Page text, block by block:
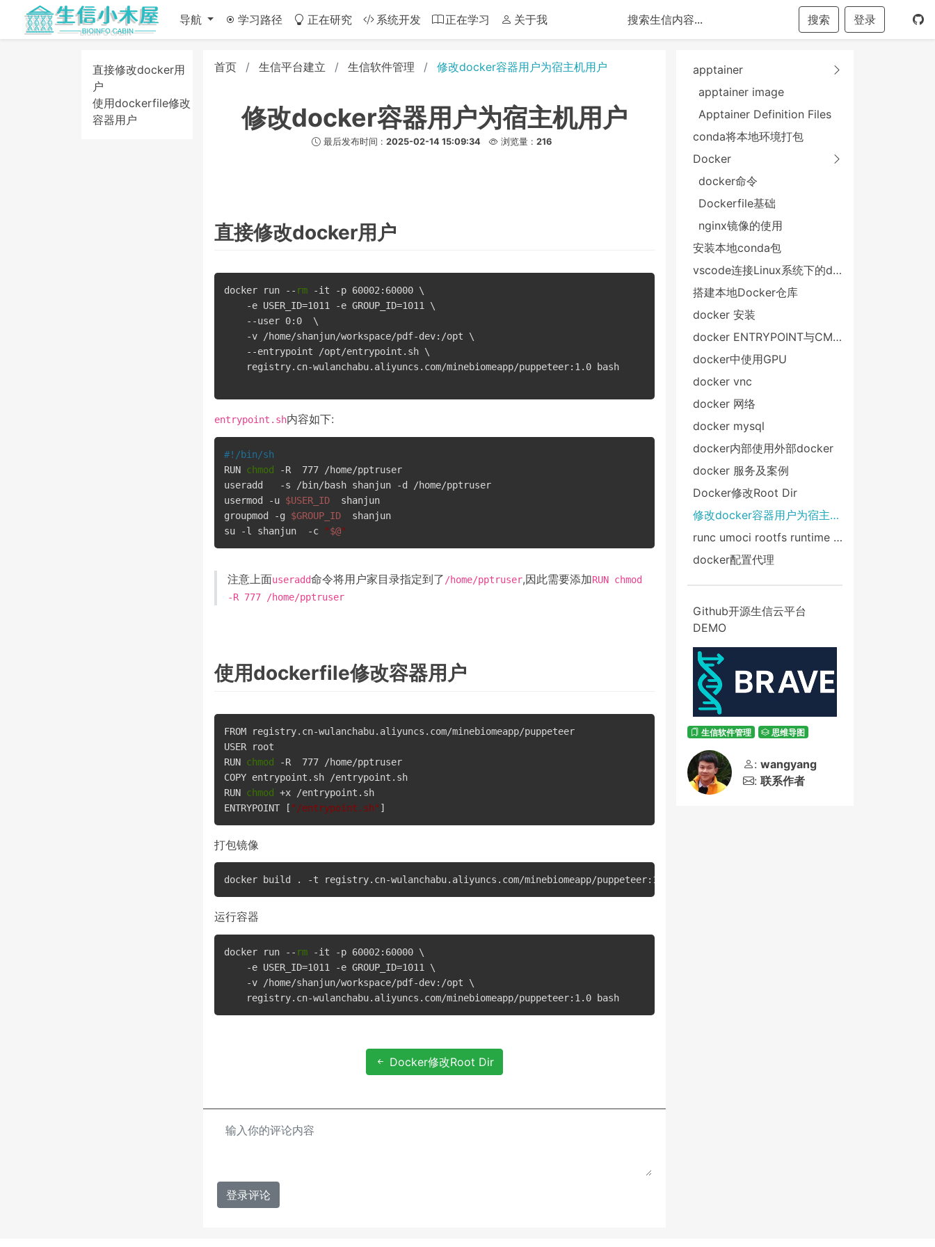
导航 学习路径 正在研究 系统开发 正在学习 关于我 搜索 登录
apptainer
apptainer image
Apptainer Definition Files
conda将本地环境打包
Docker
docker命令
Dockerfile基础
nginx镜像的使用
安装本地conda包
vscode连接Linux系统下的docker容器
搭建本地Docker仓库
docker 安装
docker ENTRYPOINT与CMD区别
docker中使用GPU
docker vnc
docker 网络
docker mysql
docker内部使用外部docker
docker 服务及案例
‌Docker修改Root Dir
修改docker容器用户为宿主机用户
runc umoci rootfs runtime bundle 是什么 ， runc与直接执行binary有什么区别
docker配置代理
Github开源生信云平台
DEMO
生信软件管理 思维导图
: wangyang
: 联系作者
直接修改docker用
户
使用dockerfile修改
容器用户
首页 生信平台建立 生信软件管理 修改docker容器用户为宿主机用户
修改docker容器用户为宿主机用户
最后发布时间 : 2025-02-14 15:09:34 浏览量 : 216
直接修改docker用户
docker run -- rm -it -p 60002:60000 \
    -e USER_ID=1011 -e GROUP_ID=1011 \
    --user 0:0  \
    -v /home/shanjun/workspace/pdf-dev:/opt \
    --entrypoint /opt/entrypoint.sh \
    registry.cn-wulanchabu.aliyuncs.com/minebiomeapp/puppeteer:1.0 bash
entrypoint.sh内容如下:
#!/bin/sh
RUN chmod
-R  777 /home/pptruser
useradd   -s /bin/bash shanjun -d /home/pptruser
usermod -u $USER_ID
  shanjun
groupmod -g $GROUP_ID
  shanjun
su -l shanjun  -c
"$@"
注意上面useradd命令将用户家目录指定到了 /home/pptruser,因此需要添加RUN chmod
-R 777 /home/pptruser
使用dockerfile修改容器用户
FROM registry.cn-wulanchabu.aliyuncs.com/minebiomeapp/puppeteer
USER root
RUN chmod -R  777 /home/pptruser
COPY entrypoint.sh /entrypoint.sh
RUN chmod +x /entrypoint.sh
ENTRYPOINT [ "/entrypoint.sh"
打包镜像
运行容器
docker run -- rm -it -p 60002:60000 \
    -e USER_ID=1011 -e GROUP_ID=1011 \
    -v /home/shanjun/workspace/pdf-dev:/opt \
‌Docker修改Root Dir
登录评论